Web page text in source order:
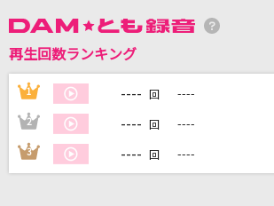
カラオケをもっと楽しもう！
再生回数ランキング
1 ---- 回 ----
2 ---- 回 ----
3 ---- 回 ----